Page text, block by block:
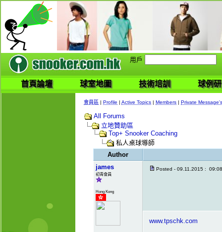
用戶
首頁論壇 球室地圖 技術培訓 球例
會員區 | Profile | Active Topics | Members | Private Message's
All Forums
立地贊助區
Top+ Snooker Coaching
私人桌球導師
Author
james
初青會員
Hong Kong
Posted - 09.11.2015 :
www.tpschk.com